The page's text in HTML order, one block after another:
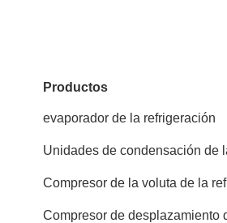
Productos
evaporador de la refrigeración
Unidades de condensación de
Compresor de la voluta de la
Compresor de desplazamiento